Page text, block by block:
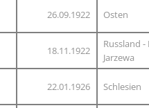
26.09.1922 Osten
18.11.1922
Russland -
Jarzewa
22.01.1926 Schlesien